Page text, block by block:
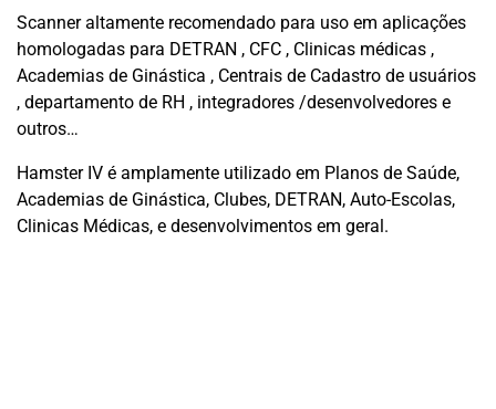
Scanner altamente recomendado para uso em aplicações
homologadas para DETRAN , CFC , Clinicas médicas ,
Academias de Ginástica , Centrais de Cadastro de usuários
, departamento de RH , integradores /desenvolvedores e
outros…
Hamster IV é amplamente utilizado em Planos de Saúde,
Academias de Ginástica, Clubes, DETRAN, Auto-Escolas,
Clinicas Médicas, e desenvolvimentos em geral.